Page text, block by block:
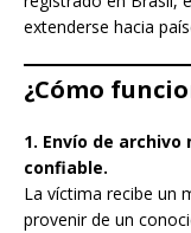
extenderse hacia
¿Cómo
1. Envío de
confiable.
La víctima recibe un
provenir de un